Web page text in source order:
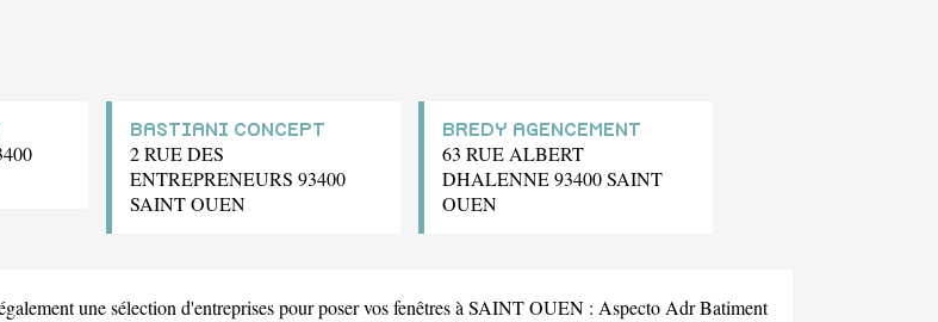
BASTIANI CONCEPT
2 RUE DES
ENTREPRENEURS 93400
SAINT OUEN
BREDY AGENCEMENT
63 RUE ALBERT
DHALENNE 93400 SAINT
OUEN
une sélection d'entreprises pour poser vos fenêtres à SAINT OUEN : Aspecto Adr Batiment